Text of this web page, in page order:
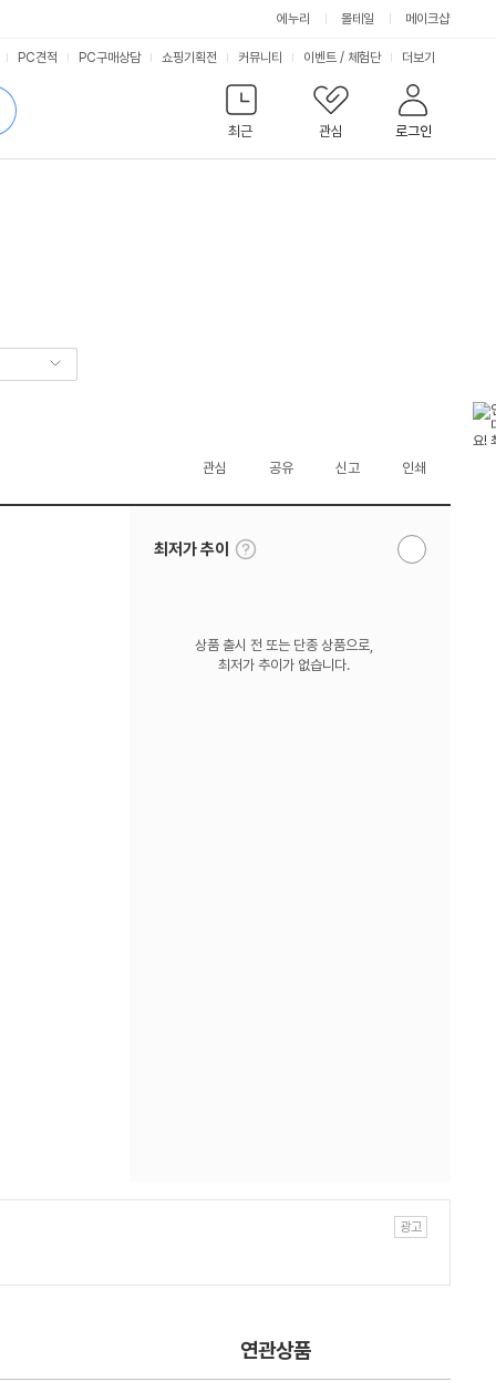
에누리 몰테일 메이크샵
최근
관심 로그인
PC견적 PC구매상담 쇼핑기획전 커뮤니티 이벤트 / 체험단 서
비
스
더보기
관심 공유 신고 인쇄
최저가 추이
툴
팁
알
상품 출시 전 또는 단종 상품으로,
최저가 추이가 없습니다.
연관상품